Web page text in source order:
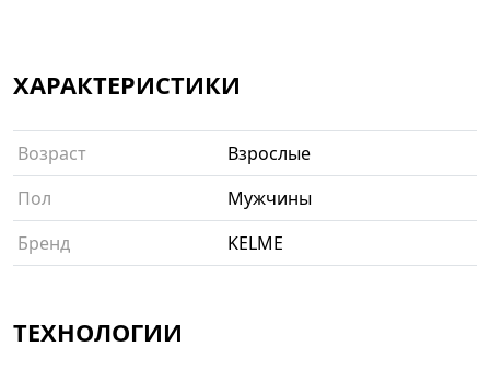
ХАРАКТЕРИСТИКИ
Возраст
Взрослые
Пол
Мужчины
Бренд
KELME
ТЕХНОЛОГИИ